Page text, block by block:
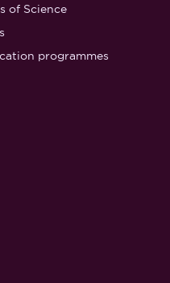
of Science
programmes